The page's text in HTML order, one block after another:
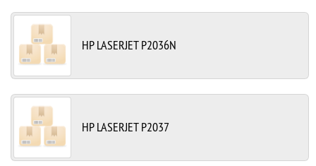
HP LASERJET P2036N
HP LASERJET P2037